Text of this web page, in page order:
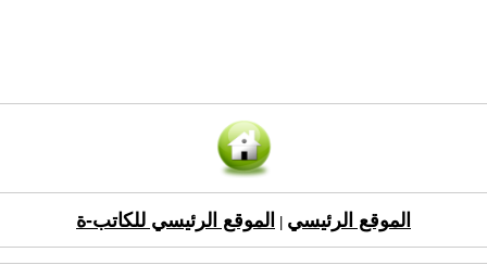
الموقع الرئيسي الموقع الرئيسي للكاتب-ة